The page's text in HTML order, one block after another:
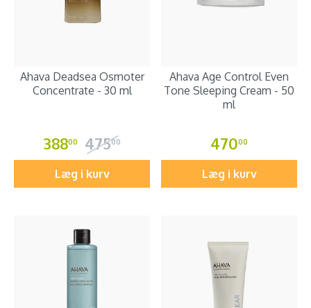
Ahava Deadsea Osmoter
Concentrate - 30 ml
38800 47500
Læg i kurv
Ahava Age Control Even
Tone Sleeping Cream - 50
ml
47000
Læg i kurv